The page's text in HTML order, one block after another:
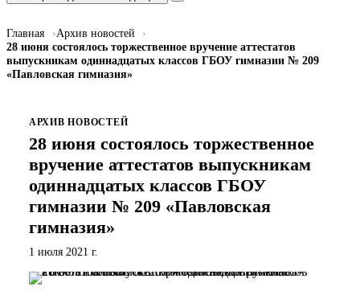
Главная
Архив новостей
28 июня состоялось торжественное вручение аттестатов
выпускникам одиннадцатых классов ГБОУ гимназии № 209
«Павловская гимназия»
АРХИВ НОВОСТЕЙ
28 июня состоялось торжественное
вручение аттестатов выпускникам
одиннадцатых классов ГБОУ
гимназии № 209 «Павловская
гимназия»
1 июля 2021 г.